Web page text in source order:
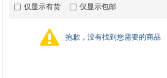
仅显示有货 仅显示包邮
抱歉，没有找到您需要的商品